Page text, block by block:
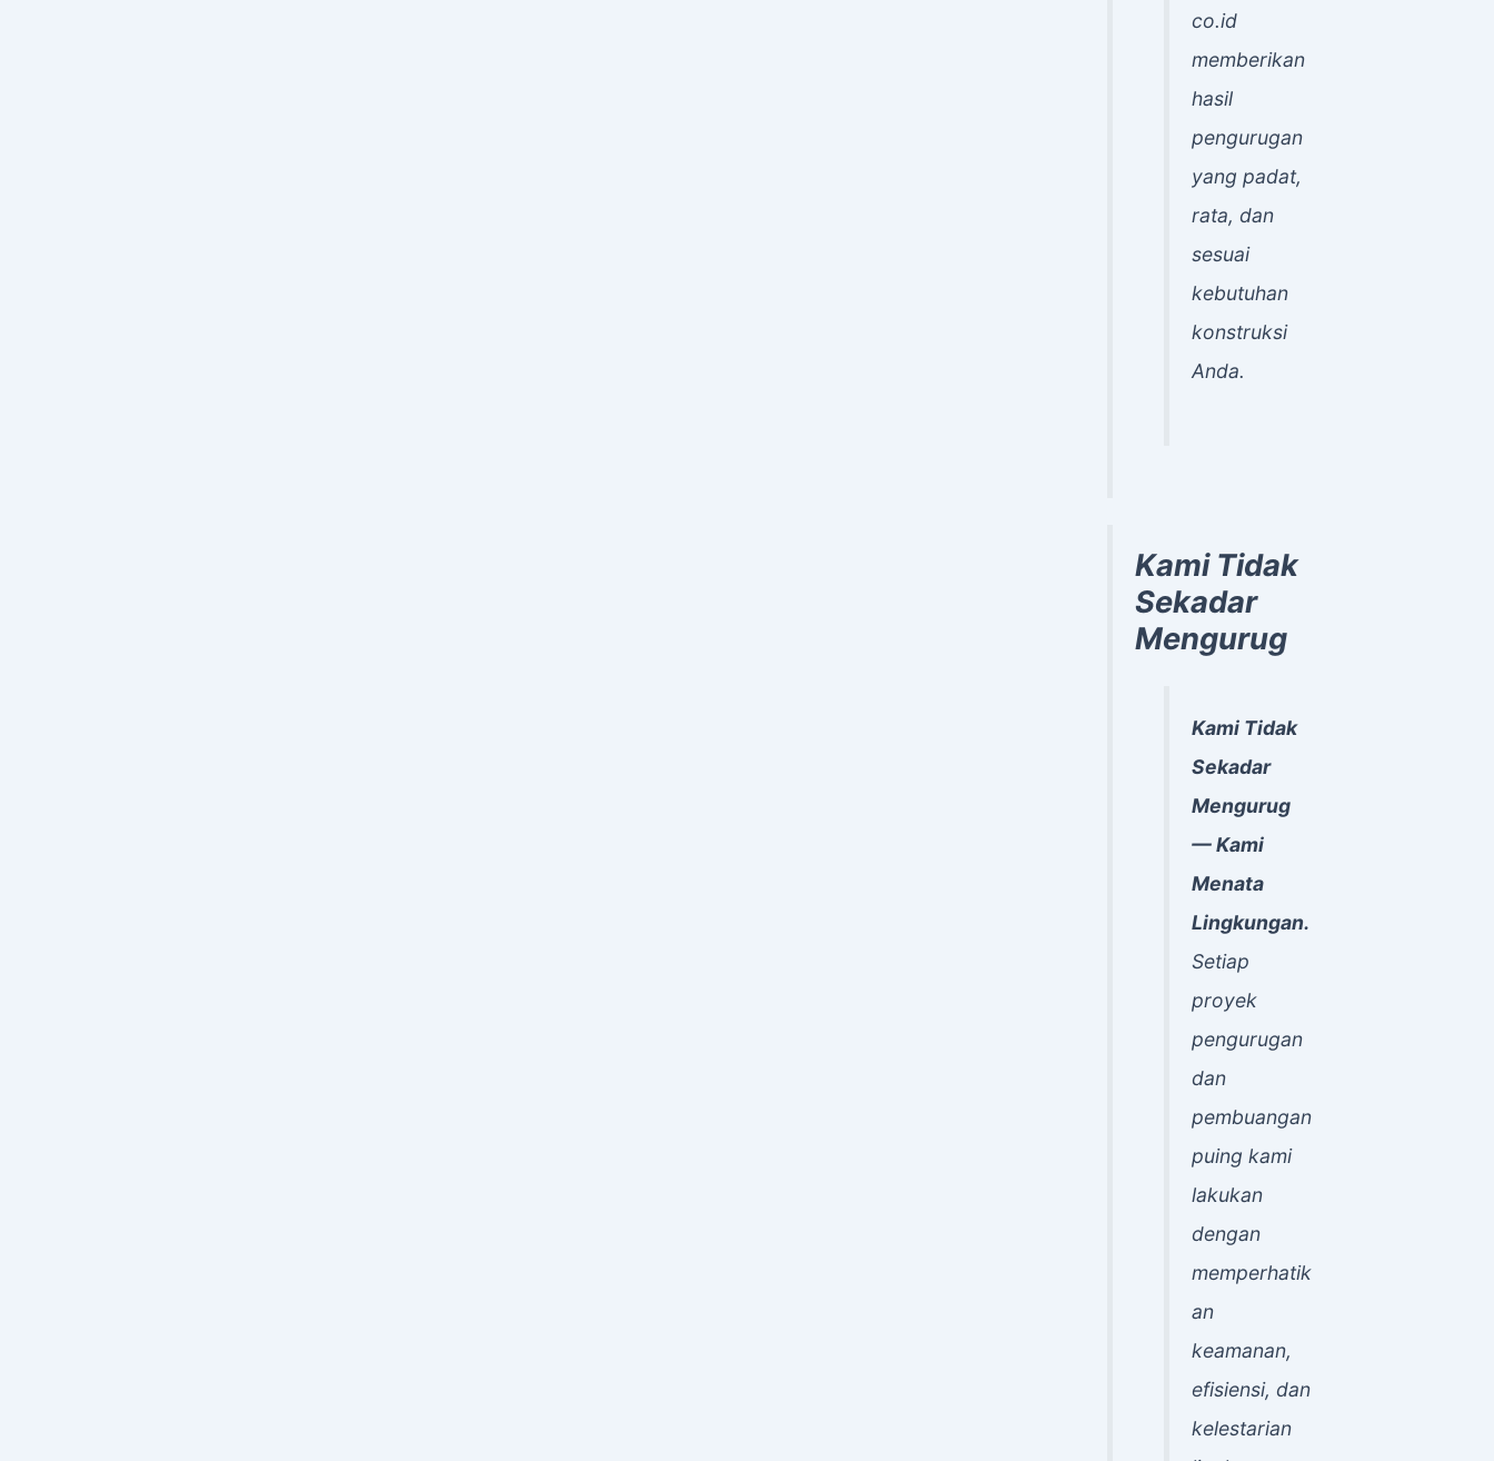
co.id
memberikan
hasil
pengurugan
yang padat,
rata, dan
sesuai
kebutuhan
konstruksi
Anda.
Kami Tidak
Sekadar
Mengurug
Kami Tidak
Sekadar
Mengurug
— Kami
Menata
Lingkungan.
Setiap
proyek
pengurugan
dan
pembuangan
puing kami
lakukan
dengan
memperhatik
an
keamanan,
efisiensi, dan
kelestarian